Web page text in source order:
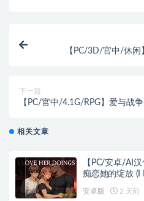
【PC/3D/官中/休闲
下一篇
【PC/官中/4.1G/RPG】爱与战
相关文章
【PC/安卓/AI
痴恋她的绽放 (I
安卓版 2 天前